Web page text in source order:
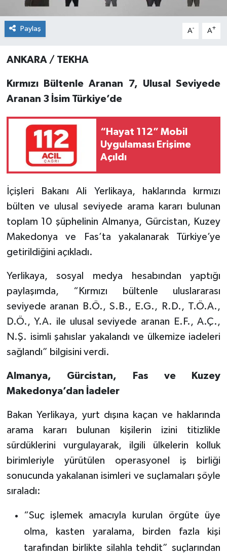
Paylaş A- A+
ANKARA / TEKHA
Kırmızı Bültenle Aranan 7, Ulusal Seviyede
Aranan 3 İsim Türkiye’de
“Hayat 112” Mobil
Uygulaması Erişime
Açıldı
İçişleri Bakanı Ali Yerlikaya, haklarında kırmızı
bülten ve ulusal seviyede arama kararı bulunan
toplam 10 şüphelinin Almanya, Gürcistan, Kuzey
Makedonya ve Fas’ta yakalanarak Türkiye’ye
getirildiğini açıkladı.
Yerlikaya, sosyal medya hesabından yaptığı
paylaşımda, “Kırmızı bültenle uluslararası
seviyede aranan B.Ö., S.B., E.G., R.D., T.Ö.A.,
D.Ö., Y.A. ile ulusal seviyede aranan E.F., A.Ç.,
N.Ş. isimli şahıslar yakalandı ve ülkemize iadeleri
sağlandı” bilgisini verdi.
Almanya, Gürcistan, Fas ve Kuzey
Makedonya’dan İadeler
Bakan Yerlikaya, yurt dışına kaçan ve haklarında
arama kararı bulunan kişilerin izini titizlikle
sürdüklerini vurgulayarak, ilgili ülkelerin kolluk
birimleriyle yürütülen operasyonel iş birliği
sonucunda yakalanan isimleri ve suçlamaları şöyle
sıraladı:
“Suç işlemek amacıyla kurulan örgüte üye
olma, kasten yaralama, birden fazla kişi
tarafından birlikte silahla tehdit” suçlarından